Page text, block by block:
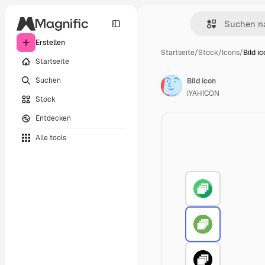
Erstellen
Startseite
Suchen
Stock
Entdecken
Alle tools
Startseite/Stock/Icons/Bild
Bild icon
IYAHICON